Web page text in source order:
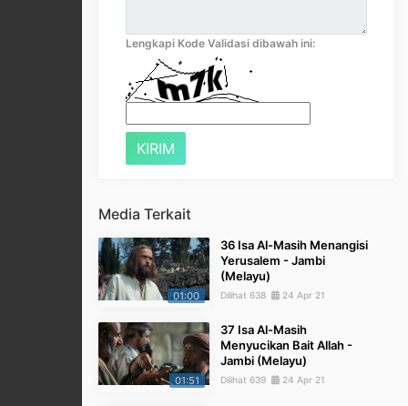
Lengkapi Kode Validasi dibawah ini:
Media Terkait
01:00
36 Isa Al-Masih Menangisi
Yerusalem - Jambi
(Melayu)
Dilihat 638 24 Apr 21
01:51
37 Isa Al-Masih
Menyucikan Bait Allah -
Jambi (Melayu)
Dilihat 639 24 Apr 21